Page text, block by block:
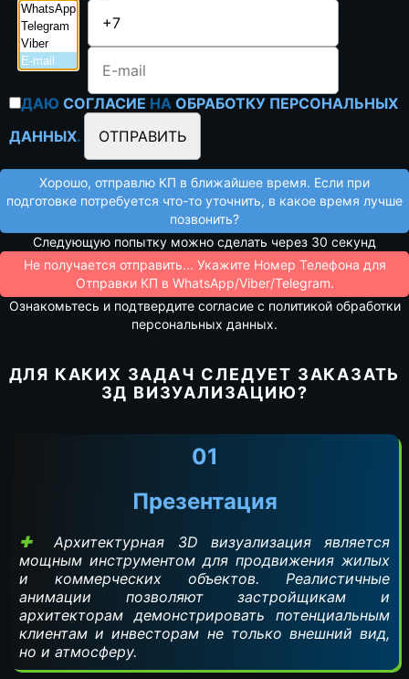
ДАЮ СОГЛАСИЕ НА ОБРАБОТКУ ПЕРСОНАЛЬНЫХ
ДАННЫХ.
Хорошо, отправлю КП в ближайшее время. Если при
подготовке потребуется что-то уточнить, в какое время лучше
позвонить?
Следующую попытку можно сделать через 30 секунд
Не получается отправить... Укажите Номер Телефона для
Отправки КП в WhatsApp/Viber/Telegram.
Ознакомьтесь и подтвердите согласие с политикой обработки
персональных данных.
ДЛЯ КАКИХ ЗАДАЧ СЛЕДУЕТ ЗАКАЗАТЬ
3Д ВИЗУАЛИЗАЦИЮ?
01
Презентация
Архитектурная 3D визуализация является
мощным инструментом для продвижения жилых
и коммерческих объектов. Реалистичные
анимации позволяют застройщикам и
архитекторам демонстрировать потенциальным
клиентам и инвесторам не только внешний вид,
но и атмосферу.